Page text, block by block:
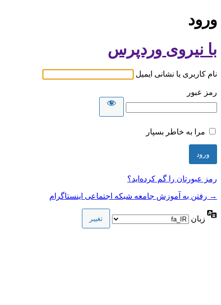
ورود
با نیروی وردپرس
نام کاربری یا نشانی ایمیل
رمز عبور
مرا به خاطر بسپار
رمز عبورتان را گم کرده‌اید؟
→ رفتن به آموزش جامعه شبکه اجتماعی اینستاگرام
زبان